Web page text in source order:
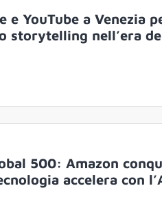
e YouTube a Venezia
storytelling nell’era
500: Amazon
accelera con